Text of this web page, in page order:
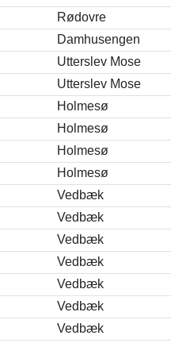
Rødovre
Damhusengen
Utterslev Mose
Utterslev Mose
Holmesø
Holmesø
Holmesø
Holmesø
Vedbæk
Vedbæk
Vedbæk
Vedbæk
Vedbæk
Vedbæk
Vedbæk